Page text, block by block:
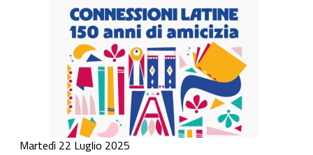
Martedì 22 Luglio 2025